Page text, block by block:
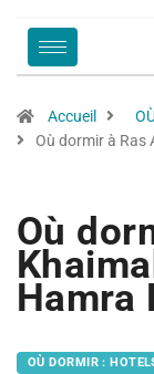
Accueil
Où dormir à Ras
Où
Hamra
OÙ DORMIR :